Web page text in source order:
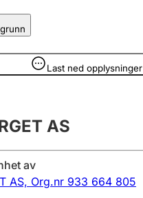
endre, slette
og forsinkelsesgebyr
Last ned opplysninger
er skjult
AS
av
AS, Org.nr 933 664 805